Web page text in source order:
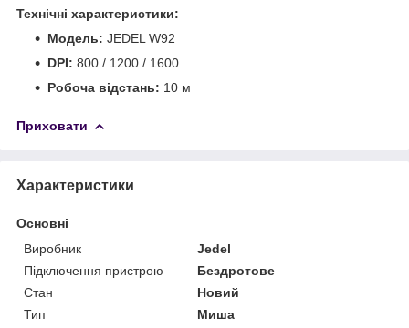
Технічні характеристики:
Модель: JEDEL W92
DPI: 800 / 1200 / 1600
Робоча відстань: 10 м
Приховати
Характеристики
Основні
Виробник
Jedel
Підключення пристрою
Бездротове
Стан
Новий
Тип
Миша